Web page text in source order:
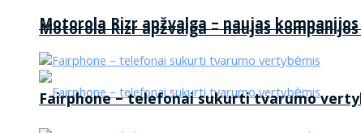
Motorola Rizr apžvalga – naujas
Motorola Rizr apžvalga – naujas
Fairphone – telefonai sukurti tvarumo